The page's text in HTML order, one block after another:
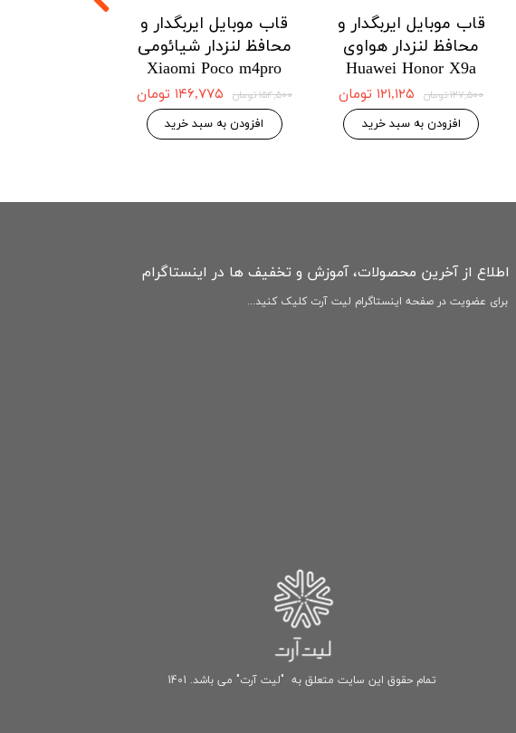
قاب موبایل ایربگدار و
محافظ لنزدار شیائومی
Xiaomi Poco m4pro
۱۵۴,۵۰۰ تومان ۱۴۶,۷۷۵ تومان
افزودن به سبد خرید
قاب موبایل ایربگدار و
محافظ لنزدار هواوی
Huawei Honor X9a
۱۲۷,۵۰۰ تومان ۱۲۱,۱۲۵ تومان
افزودن به سبد خرید
تمام حقوق این سایت متعلق به "لیت آرت" می باشد. 1401
اطلاع از آخرین محصولات، آموزش و تخفیف ها در اینستاگرام
برای عضویت در صفحه اینستاگرام لیت آرت کلیک کنید...